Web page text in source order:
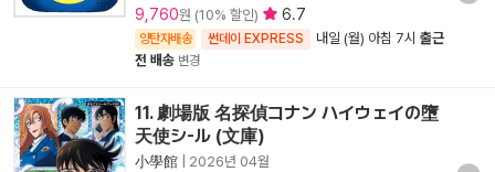
9,760원 (10% 할인) 6.7
양탄자배송 썬데이 EXPRESS 내일 (월) 아침 7시 출근
전 배송 변경
11. 劇場版 名探偵コナン ハイウェイの墮
天使シ-ル (文庫)
小學館 2026년 04월